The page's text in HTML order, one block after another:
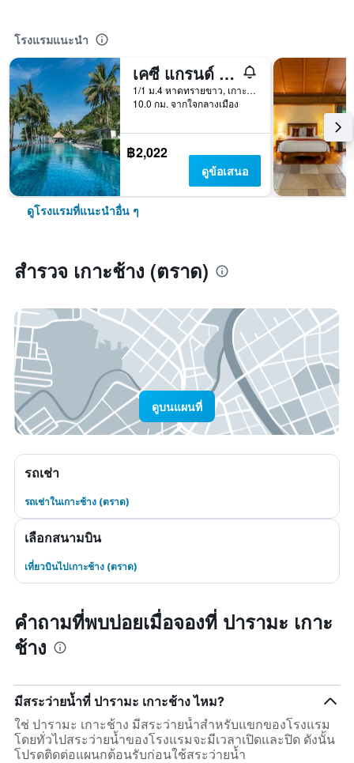
โรงแรมแนะนำ
เคซี แกรนด์ รีสอร์ท เกาะช้าง
1/1 ม.4 หาดทรายขาว, เกาะช้าง (ตราด), ประเทศไทย
10.0 กม. จากใจกลางเมือง
฿2,022
ดูข้อเสนอ
ดูโรงแรมที่แนะนำอื่น ๆ
สำรวจ เกาะช้าง (ตราด)
ดูบนแผนที่
รถเช่า
รถเช่าในเกาะช้าง (ตราด)
เลือกสนามบิน
เที่ยวบินไปเกาะช้าง (ตราด)
คำถามที่พบบ่อยเมื่อจองที่ ปารามะ เกาะ
ช้าง
มีสระว่ายน้ำที่ ปารามะ เกาะช้าง ไหม?
ใช่ ปารามะ เกาะช้าง มีสระว่ายน้ำสำหรับแขกของโรงแรม
โดยทั่วไปสระว่ายน้ำของโรงแรมจะมีเวลาเปิดและปิด ดังนั้น
โปรดติดต่อแผนกต้อนรับก่อนใช้สระว่ายน้ำ